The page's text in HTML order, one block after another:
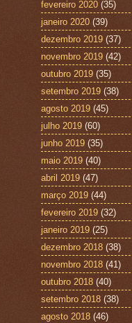
fevereiro 2020 (35)
janeiro 2020 (39)
dezembro 2019 (37)
novembro 2019 (42)
outubro 2019 (35)
setembro 2019 (38)
agosto 2019 (45)
julho 2019 (60)
junho 2019 (35)
maio 2019 (40)
abril 2019 (47)
março 2019 (44)
fevereiro 2019 (32)
janeiro 2019 (25)
dezembro 2018 (38)
novembro 2018 (41)
outubro 2018 (40)
setembro 2018 (38)
agosto 2018 (46)